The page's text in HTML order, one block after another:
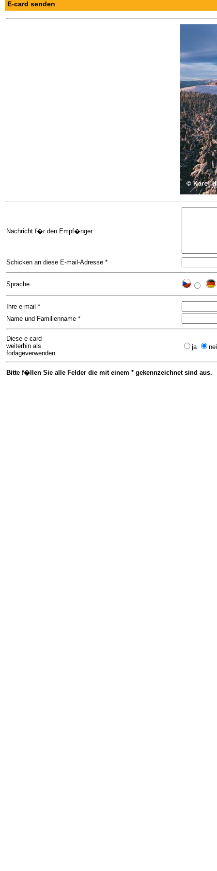
E-card senden
Nachricht f�r den Empf�nger
Schicken an diese E-mail-Adresse *
Sprache
Ihre e-mail *
Name und Familienname *
Diese e-card
weiterhin als
forlageverwenden
ja
Bitte f�llen Sie alle Felder die mit einem * gekennzeichnet sind aus.